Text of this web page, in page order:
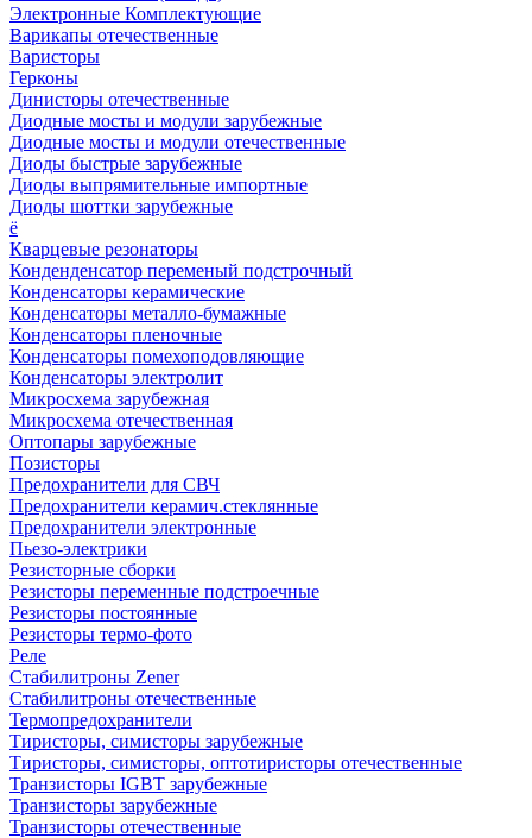
Электронные Комплектующие
Варикапы отечественные
Варисторы
Герконы
Динисторы отечественные
Диодные мосты и модули зарубежные
Диодные мосты и модули отечественные
Диоды быстрые зарубежные
Диоды выпрямительные импортные
Диоды шоттки зарубежные
ё
Кварцевые резонаторы
Конденденсатор переменый подстрочный
Конденсаторы керамические
Конденсаторы металло-бумажные
Конденсаторы пленочные
Конденсаторы помехоподовляющие
Конденсаторы электролит
Микросхема зарубежная
Микросхема отечественная
Оптопары зарубежные
Позисторы
Предохранители для СВЧ
Предохранители керамич.стеклянные
Предохранители электронные
Пьезо-электрики
Резисторные сборки
Резисторы переменные подстроечные
Резисторы постоянные
Резисторы термо-фото
Реле
Стабилитроны Zener
Стабилитроны отечественные
Термопредохранители
Тиристоры, симисторы зарубежные
Тиристоры, симисторы, оптотиристоры отечественные
Транзисторы IGBT зарубежные
Транзисторы зарубежные
Транзисторы отечественные